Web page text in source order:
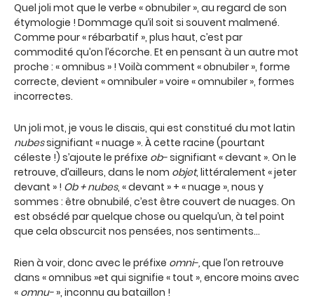
Quel joli mot que le verbe « obnubiler », au regard de son
étymologie ! Dommage qu’il soit si souvent malmené.
Comme pour « rébarbatif », plus haut, c’est par
commodité qu’on l’écorche. Et en pensant à un autre mot
proche : « omnibus » ! Voilà comment « obnubiler », forme
correcte, devient « omnibuler » voire « omnubiler », formes
incorrectes.
Un joli mot, je vous le disais, qui est constitué du mot latin
nubessignifiant « nuage ». À cette racine (pourtant
céleste !) s’ajoute le préfixe ob-signifiant « devant ». On le
retrouve, d’ailleurs, dans le nom objet, littéralement « jeter
devant » ! Ob + nubes, « devant » + « nuage », nous y
sommes : être obnubilé, c’est être couvert de nuages. On
est obsédé par quelque chose ou quelqu’un, à tel point
que cela obscurcit nos pensées, nos sentiments…
Rien à voir, donc avec le préfixe omni-,que l’on retrouve
dans « omnibus »et qui signifie « tout », encore moins avec
« omnu- », inconnu au bataillon !